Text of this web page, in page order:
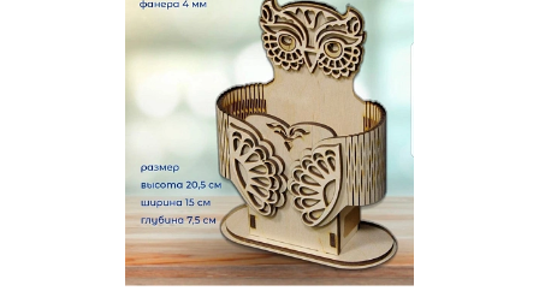
ОБРАТНЫЙ